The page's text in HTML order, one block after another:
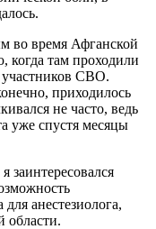
во время Афганской
там проходили
участников СВО.
приходилось
не часто, ведь
уже спустя месяцы
анестезиолога,
области.